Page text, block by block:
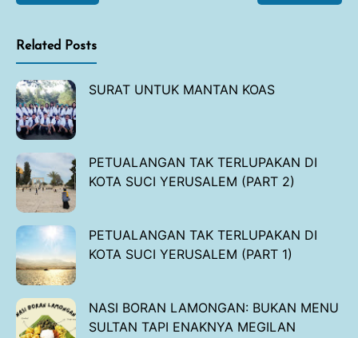
Related Posts
SURAT UNTUK MANTAN KOAS
PETUALANGAN TAK TERLUPAKAN DI
KOTA SUCI YERUSALEM (PART 2)
PETUALANGAN TAK TERLUPAKAN DI
KOTA SUCI YERUSALEM (PART 1)
NASI BORAN LAMONGAN: BUKAN MENU
SULTAN TAPI ENAKNYA MEGILAN